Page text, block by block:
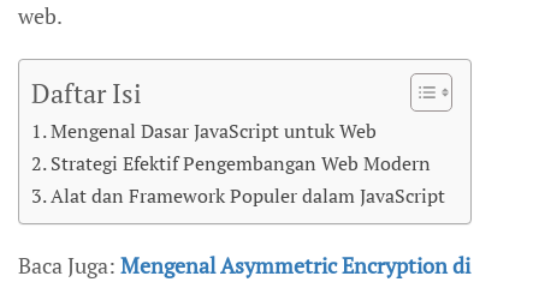
web.
Daftar Isi
Mengenal Dasar JavaScript untuk Web
Strategi Efektif Pengembangan Web Modern
Alat dan Framework Populer dalam JavaScript
Baca Juga: Mengenal Asymmetric Encryption di